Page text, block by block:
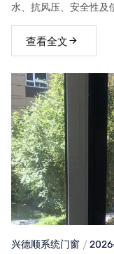
水、抗风压、安全性及
查看全文
兴德顺系统门窗